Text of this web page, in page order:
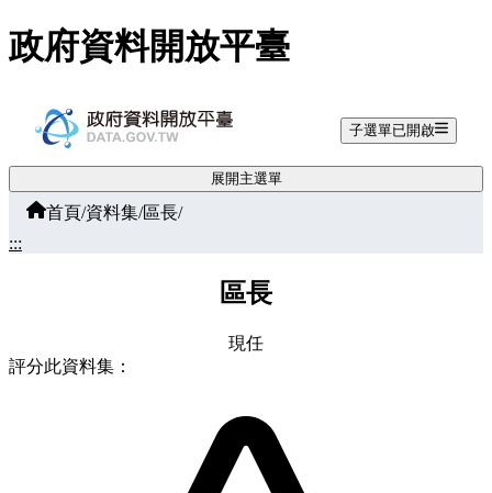
跳至主要內容
政府資料開放平臺
子選單已開啟
展開主選單
首頁/資料集/區長/
:::
區長
現任
評分此資料集：